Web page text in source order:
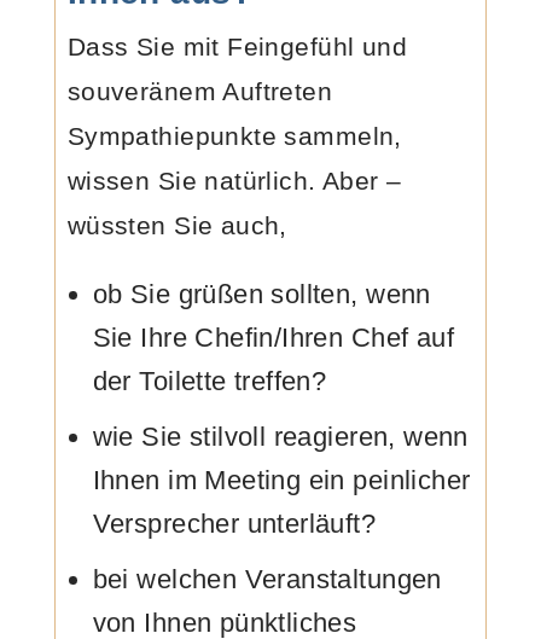
Dass Sie mit Feingefühl und
souveränem Auftreten
Sympathiepunkte sammeln,
wissen Sie natürlich. Aber –
wüssten Sie auch,
ob Sie grüßen sollten, wenn
Sie Ihre Chefin/Ihren Chef auf
der Toilette treffen?
wie Sie stilvoll reagieren, wenn
Ihnen im Meeting ein peinlicher
Versprecher unterläuft?
bei welchen Veranstaltungen
von Ihnen pünktliches